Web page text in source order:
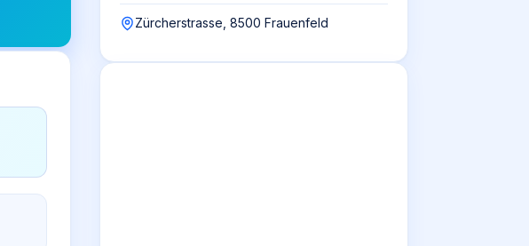
Zürcherstrasse, 8500 Frauenfeld